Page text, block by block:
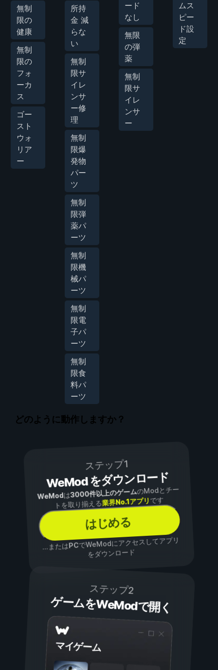
無制
限の
健康
無制
限の
フォ
ーカ
ス
ゴー
スト
ウォ
リア
ー
所持
金 減
らな
い
無制
限サ
イレ
ンサ
ー修
理
無制
限爆
発物
パー
ツ
無制
限弾
薬パ
ーツ
無制
限機
械パ
ーツ
無制
限電
子パ
ーツ
無制
限食
料パ
ーツ
ード
なし
無限
の弾
薬
無制
限サ
イレ
ンサ
ー
ムス
ピー
ド設
定
どのように動作しますか？
ステップ1
WeMod をダウンロード
WeModは3000件以上のゲームのModとチー
トを取り揃える業界No.1アプリです
はじめる
...またはPCでWeModにアクセスしてアプリ
をダウンロード
ステップ2
ゲームをWeModで開く
マイゲーム